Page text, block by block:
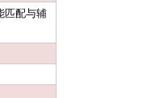
匹配与辅